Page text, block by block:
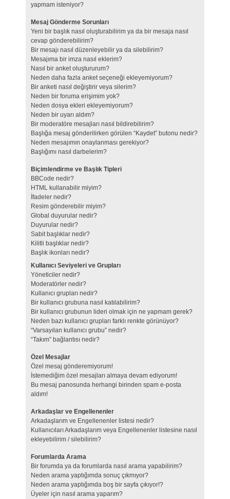
yapmam isteniyor?
Mesaj Gönderme Sorunları
Yeni bir başlık nasıl oluşturabilirim ya da bir mesaja nasıl
cevap gönderebilirim?
Bir mesajı nasıl düzenleyebilir ya da silebilirim?
Mesajıma bir imza nasıl eklerim?
Nasıl bir anket oluştururum?
Neden daha fazla anket seçeneği ekleyemiyorum?
Bir anketi nasıl değiştirir veya silerim?
Neden bir foruma erişimim yok?
Neden dosya ekleri ekleyemiyorum?
Neden bir uyarı aldım?
Bir moderatöre mesajları nasıl bildirebilirim?
Başlığa mesaj gönderilirken görülen “Kaydet” butonu nedir?
Neden mesajımın onaylanması gerekiyor?
Başlığımı nasıl darbelerim?
Biçimlendirme ve Başlık Tipleri
BBCode nedir?
HTML kullanabilir miyim?
İfadeler nedir?
Resim gönderebilir miyim?
Global duyurular nedir?
Duyurular nedir?
Sabit başlıklar nedir?
Kilitli başlıklar nedir?
Başlık ikonları nedir?
Kullanıcı Seviyeleri ve Grupları
Yöneticiler nedir?
Moderatörler nedir?
Kullanıcı grupları nedir?
Bir kullanıcı grubuna nasıl katılabilirim?
Bir kullanıcı grubunun lideri olmak için ne yapmam gerek?
Neden bazı kullanıcı grupları farklı renkte görünüyor?
“Varsayılan kullanıcı grubu” nedir?
“Takım” bağlantısı nedir?
Özel Mesajlar
Özel mesaj gönderemiyorum!
İstemediğim özel mesajları almaya devam ediyorum!
Bu mesaj panosunda herhangi birinden spam e-posta
aldım!
Arkadaşlar ve Engellenenler
Arkadaşlarım ve Engellenenler listesi nedir?
Kullanıcıları Arkadaşlarım veya Engellenenler listesine nasıl
ekleyebilirim / silebilirim?
Forumlarda Arama
Bir forumda ya da forumlarda nasıl arama yapabilirim?
Neden arama yaptığımda sonuç çıkmıyor?
Neden arama yaptığımda boş bir sayfa çıkıyor!?
Üyeler için nasıl arama yaparım?